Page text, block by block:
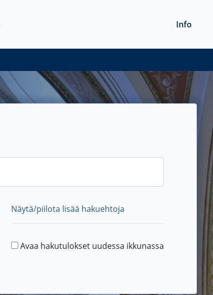
Info
Näytä/piilota lisää hakuehtoja
Avaa hakutulokset uudessa ikkunassa